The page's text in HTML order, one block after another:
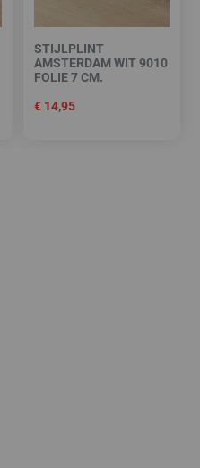
STIJLPLINT
AMSTERDAM WIT 9010
FOLIE 7 CM.
€14,95